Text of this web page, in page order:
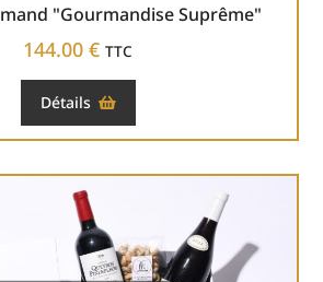
"Gourmandise Suprême"
144.00 € TTC
Détails